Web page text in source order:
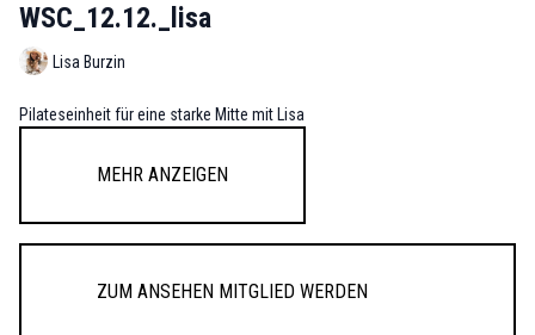
WSC_12.12._lisa
Lisa Burzin
Pilateseinheit für eine starke Mitte mit Lisa
Mehr anzeigen
Zum Ansehen Mitglied werden